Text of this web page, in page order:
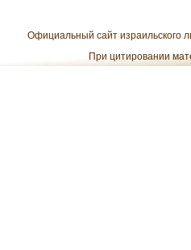
Официальный сайт израильского
При цитировании